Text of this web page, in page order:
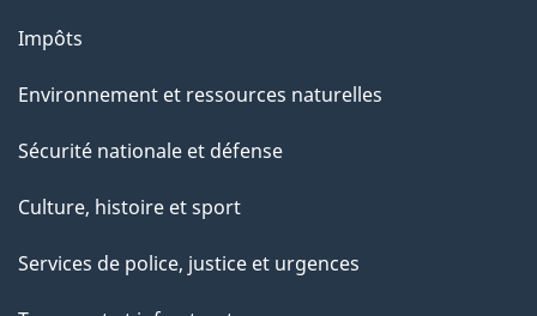
Impôts
Environnement et ressources naturelles
Sécurité nationale et défense
Culture, histoire et sport
Services de police, justice et urgences